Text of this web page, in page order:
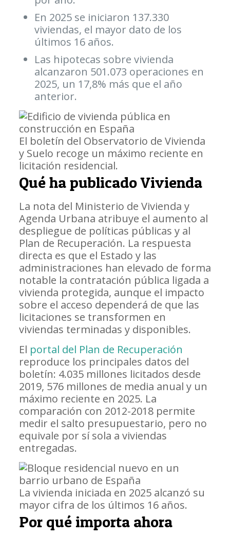
En 2025 se iniciaron 137.330
viviendas, el mayor dato de los
últimos 16 años.
Las hipotecas sobre vivienda
alcanzaron 501.073 operaciones en
2025, un 17,8% más que el año
anterior.
El boletín del Observatorio de Vivienda
y Suelo recoge un máximo reciente en
licitación residencial.
Qué ha publicado Vivienda
La nota del Ministerio de Vivienda y
Agenda Urbana atribuye el aumento al
despliegue de políticas públicas y al
Plan de Recuperación. La respuesta
directa es que el Estado y las
administraciones han elevado de forma
notable la contratación pública ligada a
vivienda protegida, aunque el impacto
sobre el acceso dependerá de que las
licitaciones se transformen en
viviendas terminadas y disponibles.
El portal del Plan de Recuperación
reproduce los principales datos del
boletín: 4.035 millones licitados desde
2019, 576 millones de media anual y un
máximo reciente en 2025. La
comparación con 2012-2018 permite
medir el salto presupuestario, pero no
equivale por sí sola a viviendas
entregadas.
La vivienda iniciada en 2025 alcanzó su
mayor cifra de los últimos 16 años.
Por qué importa ahora